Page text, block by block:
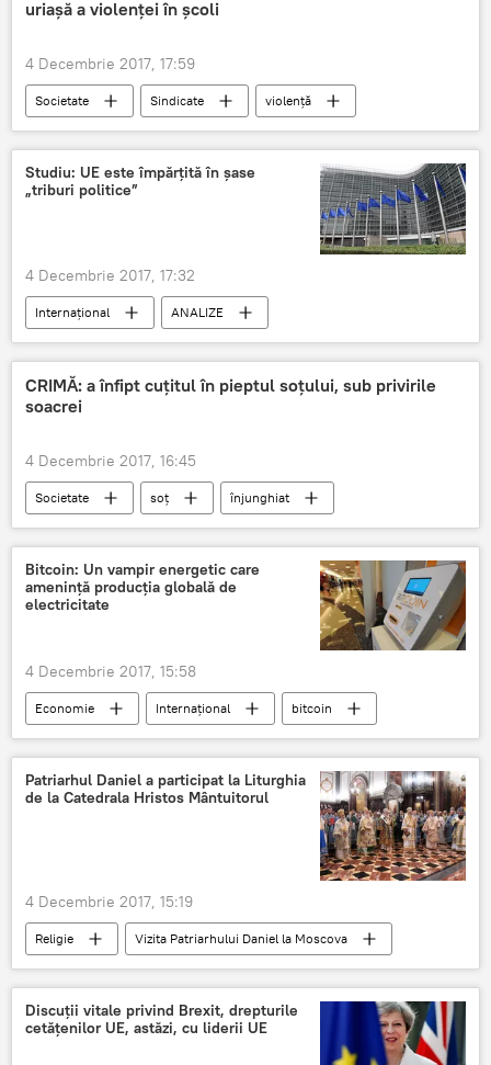
uriaşă a violenţei în şcoli
4 Decembrie 2017, 17:59
Societate Sindicate
violență
profesoară
protest
România
Școala
Studiu: UE este împărțită în șase
„triburi politice”
4 Decembrie 2017, 17:32
Internaţional
ANALIZE
Uniunea Europeană
Eurosceptici
CRIMĂ: a înfipt cuțitul în pieptul soțului, sub privirile
soacrei
4 Decembrie 2017, 16:45
Societate soț
înjunghiat
soție
România
Bitcoin: Un vampir energetic care
amenință producția globală de
electricitate
4 Decembrie 2017, 15:58
Economie Internaţional
bitcoin
pericol
energie
consum
creștere
Patriarhul Daniel a participat la Liturghia
de la Catedrala Hristos Mântuitorul
4 Decembrie 2017, 15:19
Religie
Vizita Patriarhului Daniel la Moscova
Moscova
Patriarhul Daniel
Liturghie
Biserica Ortodoxă
slujba Rusia
Discuții vitale privind Brexit, drepturile
cetățenilor UE, astăzi, cu liderii UE